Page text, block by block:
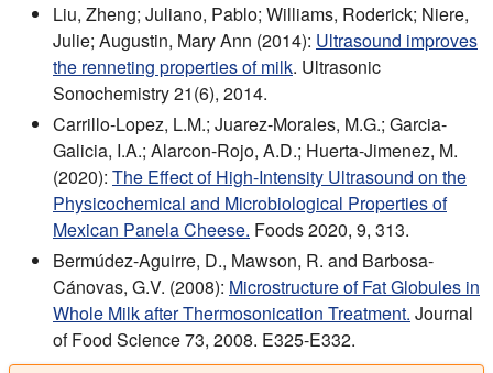
Liu, Zheng; Juliano, Pablo; Williams, Roderick; Niere,
Julie; Augustin, Mary Ann (2014): Ultrasound improves
the renneting properties of milk. Ultrasonic
Sonochemistry 21(6), 2014.
Carrillo-Lopez, L.M.; Juarez-Morales, M.G.; Garcia-
Galicia, I.A.; Alarcon-Rojo, A.D.; Huerta-Jimenez, M.
(2020): The Effect of High-Intensity Ultrasound on the
Physicochemical and Microbiological Properties of
Mexican Panela Cheese. Foods 2020, 9, 313.
Bermúdez-Aguirre, D., Mawson, R. and Barbosa-
Cánovas, G.V. (2008): Microstructure of Fat Globules in
Whole Milk after Thermosonication Treatment. Journal
of Food Science 73, 2008. E325-E332.